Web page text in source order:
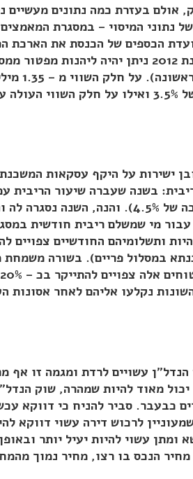
בעזרת כמה נתונים מעשיים
נתוני המיסוי – במסגרת
הכספים של הכנסת את הארכת
על קרקעות בשנה אחת נוספת. עד סוף שנת 2012 ניתן יהיה
לסכום של 1.35
ישירות על היקף עסקאות
בשנה שעברה שיעור הריבית
3.25% וצפוי היה לעלות משמעותית (הערכה של 4.5%).
לרדת. עבור מי שמשלם ריבית חודשית
ותשלומיהם החודשיים צפויים
במסלול פריים). בשורה
נקלעו אליהם לאחר אסונות
עשויים לרדת ומגמה זו אף
מאוד להיות שמהרה, שוק
כבעבר. סביר להניח כי דווקא
לרכוש דירה עשוי דווקא
עשוי להיות יעיל יותר
מחיר הנכס בו רצו, מחיר נמוך